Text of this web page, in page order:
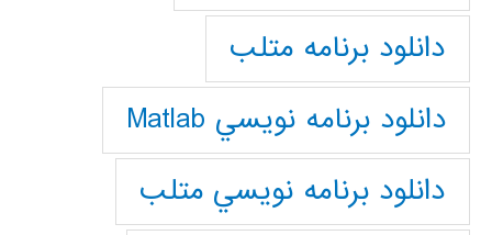
دانلود برنامه متلب
دانلود برنامه نويسي Matlab
دانلود برنامه نويسي متلب